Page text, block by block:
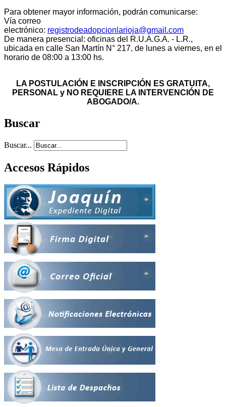
Para obtener mayor información, podrán comunicarse:
Vía correo
electrónico: registrodeadopcionlarioja@gmail.com
De manera presencial: oficinas del R.U.A.G.A. - L.R.,
ubicada en calle San Martín N° 217, de lunes a viernes, en el
horario de 08:00 a 13:00 hs.
LA POSTULACIÓN E INSCRIPCIÓN ES GRATUITA,
PERSONAL y NO REQUIERE LA INTERVENCIÓN DE
ABOGADO/A.
Buscar
Buscar...
Accesos Rápidos